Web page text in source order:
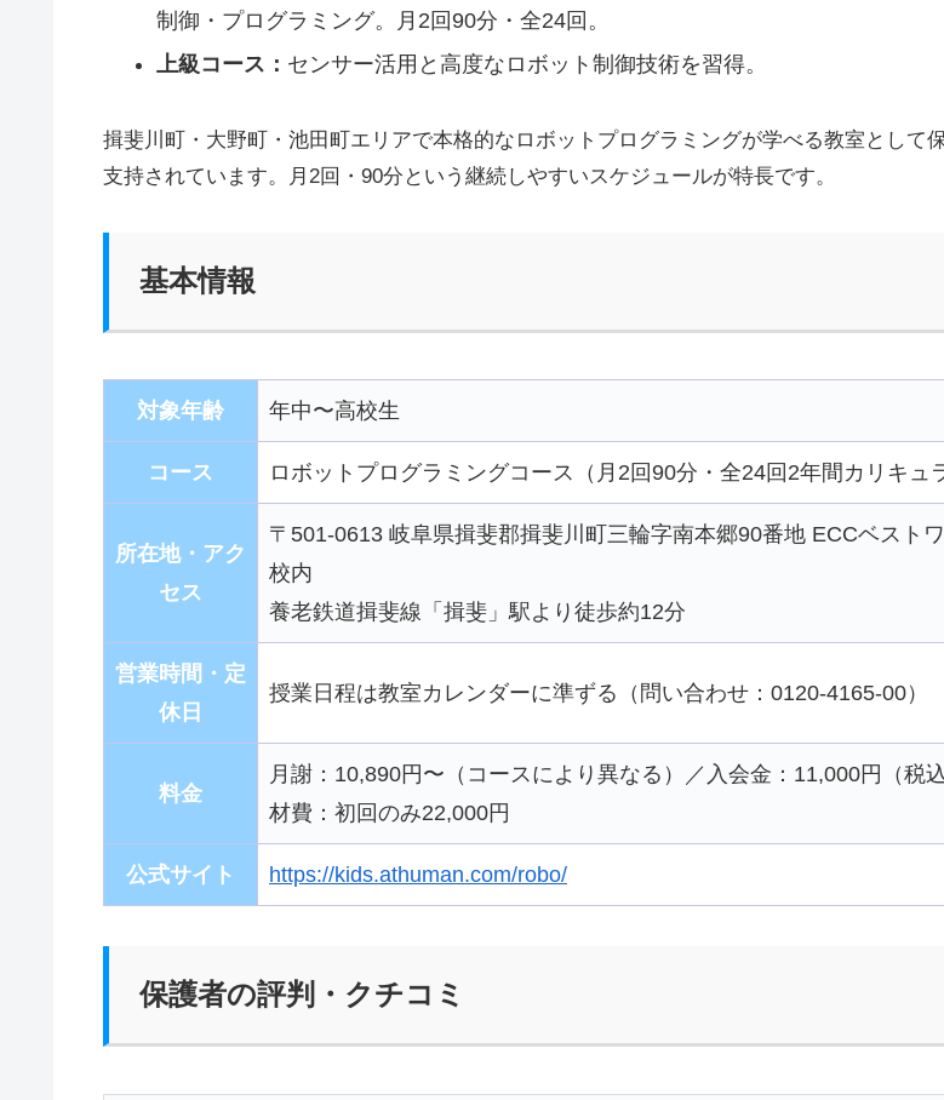
制御・プログラミング。月2回90分・全24回。
上級コース： センサー活用と高度なロボット制御技術を習得。
揖斐川町・大野町・池田町エリアで本格的なロボットプログラミングが学べる教室として
支持されています。月2回・90分という継続しやすいスケジュールが特長です。
基本情報
対象年齢 年中〜高校生
コース ロボットプログラミングコース（月2回90分・全24回2年間カリキュ
所在地・アク
セス
〒501-0613 岐阜県揖斐郡揖斐川町三輪字南本郷90番地 ECCベストワ
校内
養老鉄道揖斐線「揖斐」駅より徒歩約12分
営業時間・定
休日
授業日程は教室カレンダーに準ずる（問い合わせ：0120-4165-00）
料金
月謝：10,890円〜（コースにより異なる）／入会金：11,000円（税
材費：初回のみ22,000円
公式サイト https://kids.athuman.com/robo/
保護者の評判・クチコミ